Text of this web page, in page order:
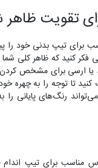
تقویت ظاهر
برای تیپ بدنی خود را
فکر کنید که ظاهر کلی
یا ارسی برای مشخص کردن
کنید تا توجه را به چهره
رنگ‌های پایانی
مناسب برای تیپ